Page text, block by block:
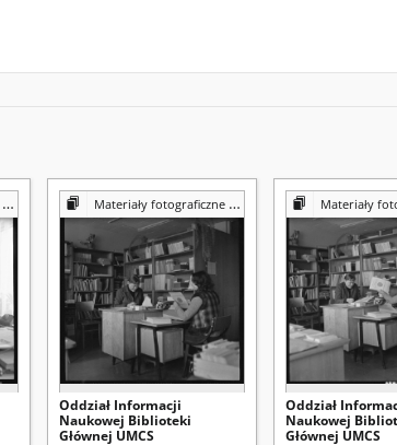
Materiały fotograficzne z Pracowni Reprografii Biblioteki UMCS
Oddział Informacji
Naukowej Biblioteki
Głównej UMCS
Materiały fotograficzne z Pracowni
Oddział
Naukowej
Głównej UMCS